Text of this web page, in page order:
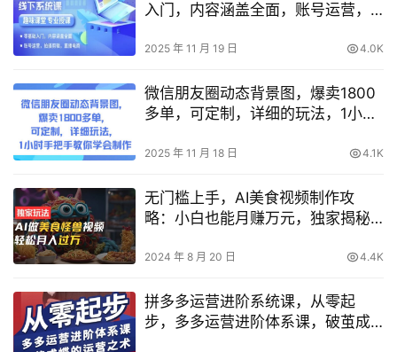
入门，内容涵盖全面，账号运营，
2025 年 11 月 19 日 4.0K
微信朋友圈动态背景图，爆卖1800
多单，可定制，详细的玩法，1小时
2025 年 11 月 18 日 4.1K
无门槛上手，AI美食视频制作攻
略：小白也能月赚万元，独家揭秘
2024 年 8 月 20 日 4.4K
拼多多运营进阶系统课，从零起
步，多多运营进阶体系课，破茧成